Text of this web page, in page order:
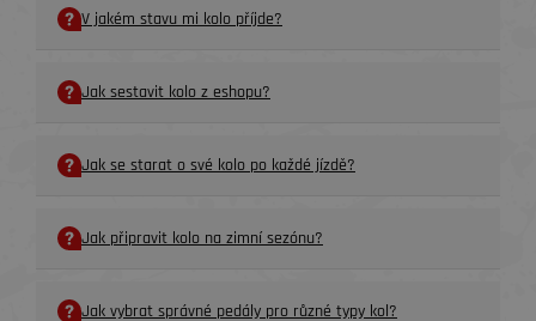
V jakém stavu mi kolo příjde?
Jak sestavit kolo z eshopu?
Jak se starat o své kolo po každé jízdě?
Jak připravit kolo na zimní sezónu?
Jak vybrat správné pedály pro různé typy kol?